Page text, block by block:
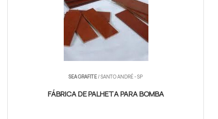
SEA GRAFITE/ SANTO ANDRÉ - SP
FÁBRICA DE PALHETA PARA BOMBA